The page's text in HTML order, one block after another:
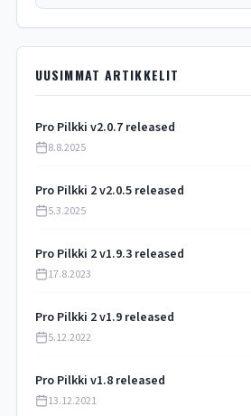
UUSIMMAT ARTIKKELIT
Pro Pilkki v2.0.7 released
8.8.2025
Pro Pilkki 2 v2.0.5 released
5.3.2025
Pro Pilkki 2 v1.9.3 released
17.8.2023
Pro Pilkki 2 v1.9 released
5.12.2022
Pro Pilkki v1.8 released
13.12.2021